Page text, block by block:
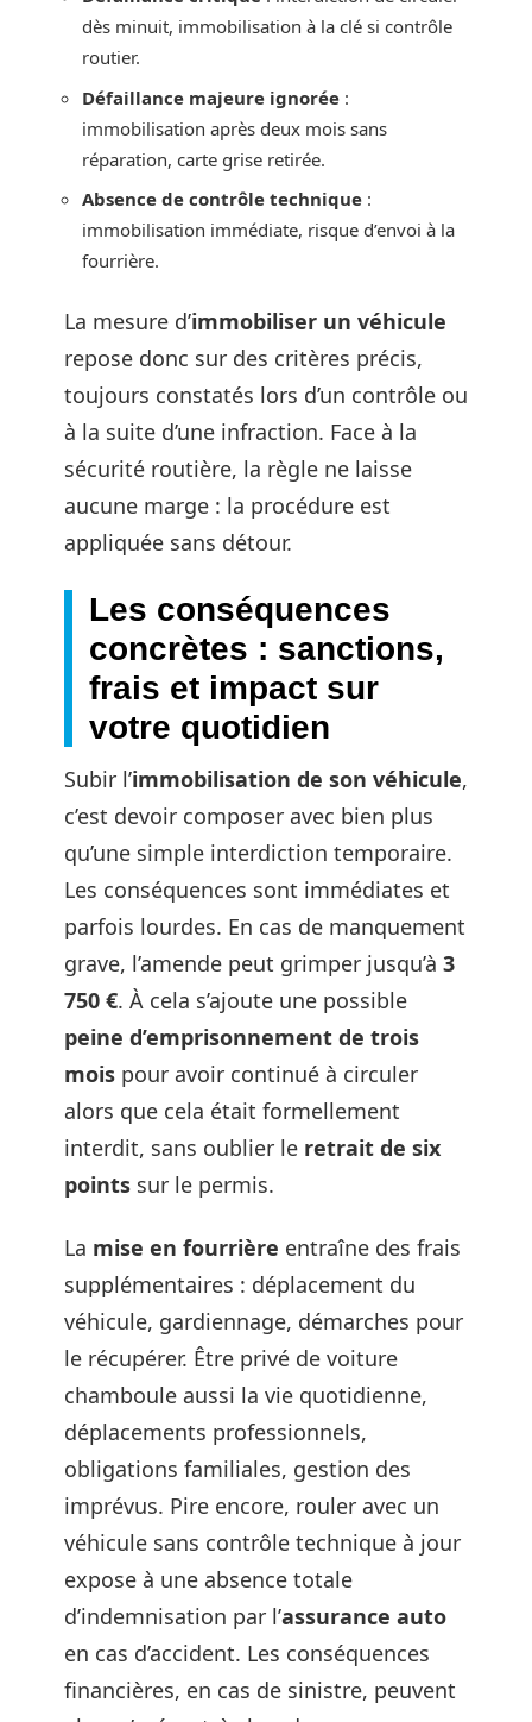
dès minuit, immobilisation à la clé si contrôle
routier.
Défaillance majeure ignorée :
immobilisation après deux mois sans
réparation, carte grise retirée.
Absence de contrôle technique :
immobilisation immédiate, risque d’envoi à la
fourrière.
La mesure d’immobiliser un véhicule
repose donc sur des critères précis,
toujours constatés lors d’un contrôle ou
à la suite d’une infraction. Face à la
sécurité routière, la règle ne laisse
aucune marge : la procédure est
appliquée sans détour.
Les conséquences
concrètes : sanctions,
frais et impact sur
votre quotidien
Subir l’immobilisation de son véhicule,
c’est devoir composer avec bien plus
qu’une simple interdiction temporaire.
Les conséquences sont immédiates et
parfois lourdes. En cas de manquement
grave, l’amende peut grimper jusqu’à 3
750 €. À cela s’ajoute une possible
peine d’emprisonnement de trois
mois pour avoir continué à circuler
alors que cela était formellement
interdit, sans oublier le retrait de six
points sur le permis.
La mise en fourrière entraîne des frais
supplémentaires : déplacement du
véhicule, gardiennage, démarches pour
le récupérer. Être privé de voiture
chamboule aussi la vie quotidienne,
déplacements professionnels,
obligations familiales, gestion des
imprévus. Pire encore, rouler avec un
véhicule sans contrôle technique à jour
expose à une absence totale
d’indemnisation par l’assurance auto
en cas d’accident. Les conséquences
financières, en cas de sinistre, peuvent